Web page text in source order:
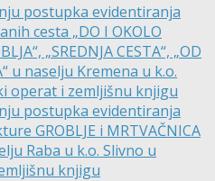
postupka evidentiranja
cesta „DO I OKOLO
„SREDNJA CESTA“, „OD
u naselju Kremena u k.o.
operat i zemljišnu knjigu
postupka evidentiranja
GROBLJE i MRTVAČNICA
Raba u k.o. Slivno u
knjigu